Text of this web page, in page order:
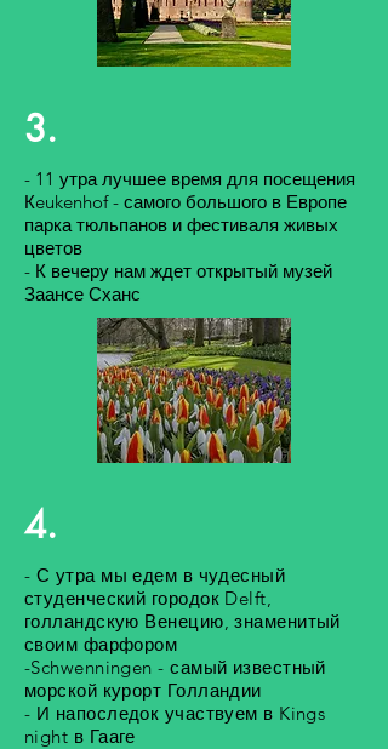
3.
- 11 утра лучшее время для посещения
Кeukenhof - самого большого в Европе
парка тюльпанов и фестиваля живых
цветов
- К вечеру нам ждет открытый музей
Заансе Сханс
4.
- С утра мы едем в чудесный
студенческий городок Delft,
голландскую Венецию, знаменитый
своим фарфором
-Schwenningen - самый известный
морской курорт Голландии
- И напоследок участвуем в Kings
night в Гааге